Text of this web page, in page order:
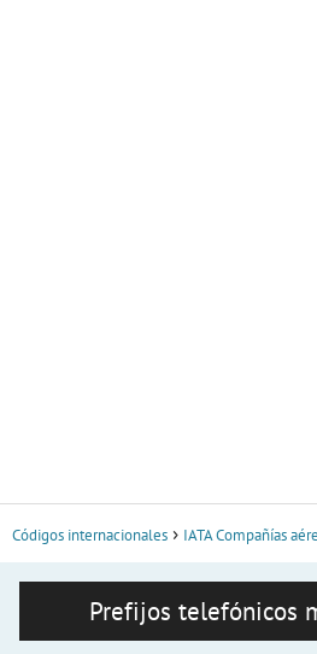
Códigos internacionales IATA Compañías
Prefijos telefónicos